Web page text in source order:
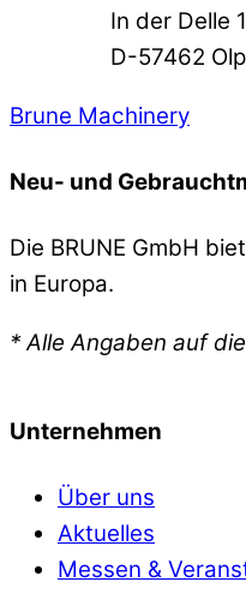
In der Delle
D-57462
Brune Machinery
Neu- und
Die BRUNE GmbH
in Europa.
* Alle Angaben auf
Unternehmen
Über uns
Aktuelles
Messen &